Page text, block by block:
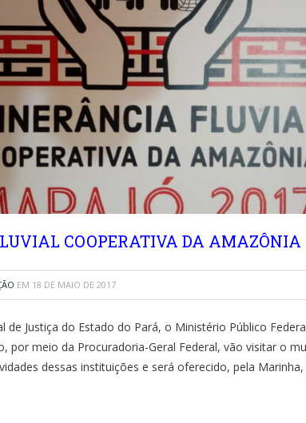
COOPERATIVA DA AMAZÔNIA
EM 18 DE MAIO DE 2017
de Justiça do Estado do Pará, o Ministério Público
por meio da Procuradoria-Geral Federal, vão visitar o
dessas instituições e será oferecido, pela